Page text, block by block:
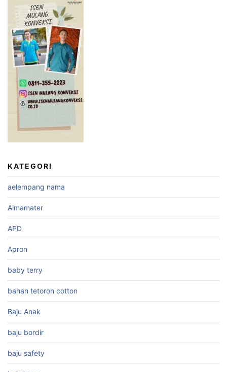
KATEGORI
aelempang nama
Almamater
APD
Apron
baby terry
bahan tetoron cotton
Baju Anak
baju bordir
baju safety